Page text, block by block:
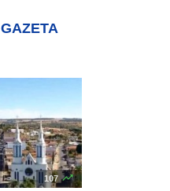
GAZETA
107 